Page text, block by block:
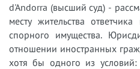
d'Andorra (высший суд) -
месту жительства
спорного имущества.
отношении иностранных
хотя бы одного из